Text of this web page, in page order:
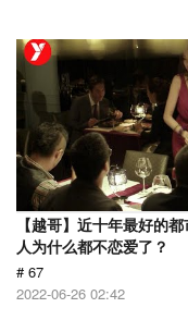
【越哥】近十年最好的
人为什么都不恋爱了？
# 67
2022-06-26 02:42